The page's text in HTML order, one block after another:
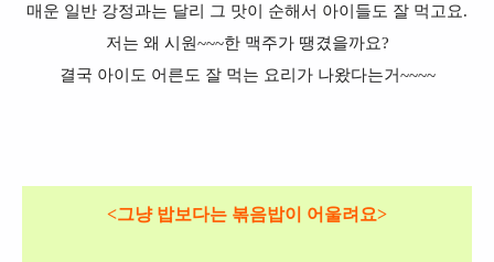
매운 일반 강정과는 달리 그 맛이 순해서 아이들도 잘 먹고요.
저는 왜 시원~~~한 맥주가 땡겼을까요?
결국 아이도 어른도 잘 먹는 요리가 나왔다는거~~~~
<그냥 밥보다는 볶음밥이 어울려요>